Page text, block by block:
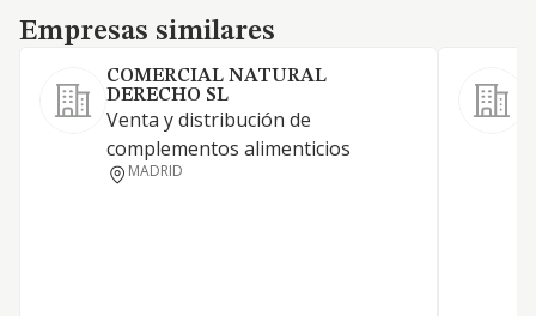
Empresas similares
Empresas similares
COMERCIAL NATURAL
DERECHO SL
Venta y distribución de
complementos alimenticios
MADRID